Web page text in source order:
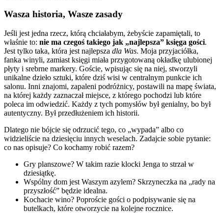
Wasza historia, Wasze zasady
Jeśli jest jedna rzecz, którą chciałabym, żebyście zapamiętali, to
właśnie to: nie ma czegoś takiego jak „najlepsza” księga gości.
Jest tylko taka, która jest najlepsza dla Was. Moja przyjaciółka,
fanka winyli, zamiast księgi miała przygotowaną okładkę ulubionej
płyty i srebrne markery. Goście, wpisując się na niej, stworzyli
unikalne dzieło sztuki, które dziś wisi w centralnym punkcie ich
salonu. Inni znajomi, zapaleni podróżnicy, postawili na mapę świata,
na której każdy zaznaczał miejsce, z którego pochodzi lub które
poleca im odwiedzić. Każdy z tych pomysłów był genialny, bo był
autentyczny. Był przedłużeniem ich historii.
Dlatego nie bójcie się odrzucić tego, co „wypada” albo co
widzieliście na dziesięciu innych weselach. Zadajcie sobie pytanie:
co nas opisuje? Co kochamy robić razem?
Gry planszowe? W takim razie klocki Jenga to strzał w
dziesiątkę.
Wspólny dom jest Waszym azylem? Skrzyneczka na „rady na
przyszłość” będzie idealna.
Kochacie wino? Poproście gości o podpisywanie się na
butelkach, które otworzycie na kolejne rocznice.